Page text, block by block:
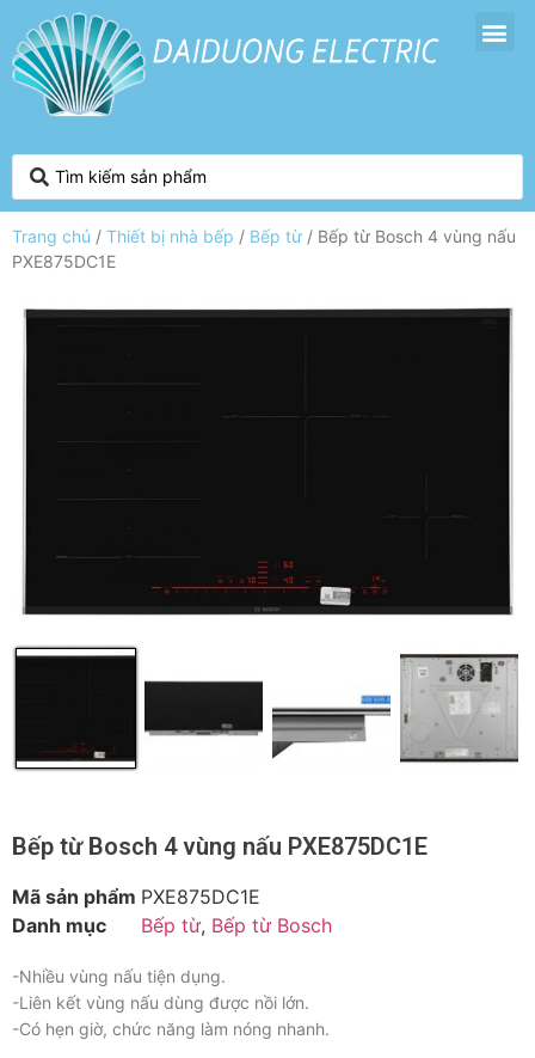
Trang chủ / Thiết bị nhà bếp / Bếp từ / Bếp từ Bosch 4 vùng nấu
PXE875DC1E
Bếp từ Bosch 4 vùng nấu PXE875DC1E
Mã sản phẩm PXE875DC1E
Danh mục
Bếp từ, Bếp từ Bosch
-Nhiều vùng nấu tiện dụng.
-Liên kết vùng nấu dùng được nồi lớn.
-Có hẹn giờ, chức năng làm nóng nhanh.